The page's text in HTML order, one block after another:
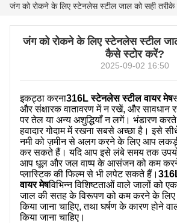
उत्पाद
मामला
फैक्ट्री शो
हमसे संपर्क करें
हमारे बारे में
जंग को रोकने के लिए स्टेनलेस स्टील जाल को सही
जंग को रोकने के लिए स्टेनलेस स्टील
कैसे स्टोर करें?
2025-09-02 16:50
इकट्ठा करना316L स्टेनलेस स्टील वायर मेष
और संक्षारक वातावरण में न रखें, और सावधान
पर तेल या अन्य अशुद्धियाँ न लगें। भंडारण
हवादार गोदाम में रखना सबसे अच्छा है। इसे
नमी को ज़मीन से अलग करने के लिए आप
कर सकते हैं। यदि आप इसे लंबे समय तक
आप धूल और जल वाष्प के आसंजन को कम करने
प्लास्टिक की फिल्म से भी लपेट सकते हैं।
वायर मेषविभिन्न विशिष्टताओं वाले जालों को
जाल की सतह के विरूपण को कम करने के
किया जाना चाहिए, तथा घर्षण के कारण होने
किया जाना चाहिए।